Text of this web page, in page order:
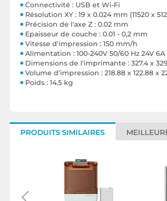
Connectivité : USB et Wi-Fi
Résolution XY : 19 x 0.024 mm (11520 x
Précision de l'axe Z : 0.02 mm
Epaisseur de couche : 0.01 - 0,2 mm
Vitesse d'impression : 150 mm/h
Alimentation : 100-240V 50/60 Hz 24V 6A
Dimensions de l'imprimante : 327.4 x
Volume d'impression : 218.88 x 122.88 x
Poids : 14.5 kg
PRODUITS SIMILAIRES